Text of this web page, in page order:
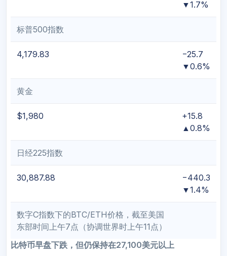
▼1.7%
标普500指数
4,179.83
−25.7
▼0.6%
黄金
$1,980
+15.8
▲0.8%
日经225指数
30,887.88
−440.3
▼1.4%
数字C指数下的BTC/ETH价格，截至美国
东部时间上午7点（协调世界时上午11点）
比特币早盘下跌，但仍保持在27,100美元以上